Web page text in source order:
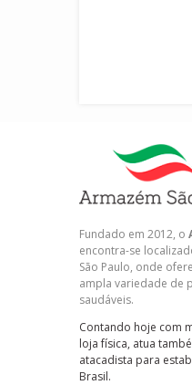
Fundado em 2012, o
encontra-se
São Paulo, onde
ampla variedade de
saudáveis.
Contando hoje com
loja física, atua
atacadista para
Brasil.